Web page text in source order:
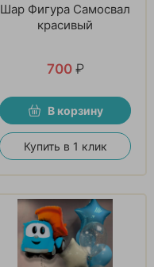
Шар Фигура Самосвал
красивый
700 ₽
В корзину
Купить в 1 клик